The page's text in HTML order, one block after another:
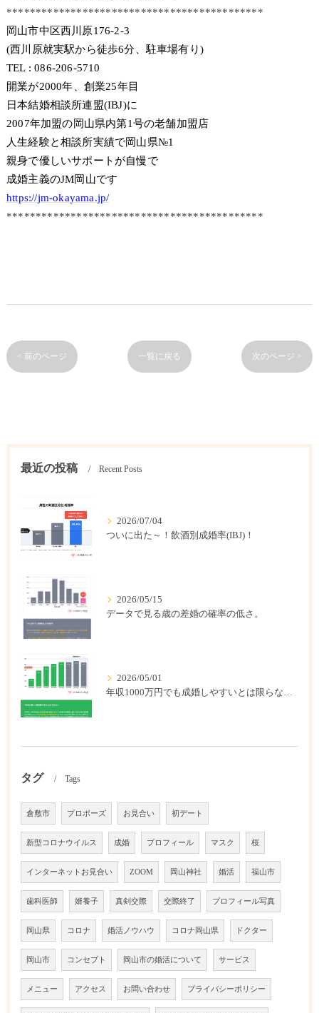
********************************************
岡山市中区西川原176-2-3
(西川原就実駅から徒歩6分、駐車場有り)
TEL : 086-206-5710
開業が2000年、創業25年目
日本結婚相談所連盟(IBJ)に
2007年加盟の岡山県内第1号の老舗加盟店
人生経験と相談所実績で岡山県№1
親身で優しいサポートが自慢で
成婚主義のJM岡山です
https://jm-okayama.jp/
********************************************
< 前のページ 一覧に戻る 次のページ >
最近の投稿 Recent Posts
2026/07/04
ついに出た～！飲酒別成婚率(IBJ)！
2026/05/15
データで見る歳の差婚の確率の低さ。
2026/05/01
年収1000万円でも成婚しやすいとは限らない? 「年収帯別の成婚率」のリアル
タグ Tags
倉敷市 プロポーズ お見合い 初デート
新型コロナウイルス 成婚 プロフィール マスク 桜
インターネットお見合い ZOOM 岡山神社 婚活 福山市
歯科医師 婿養子 真剣交際 交際終了 プロフィール写真
岡山県 コロナ 婚活ノウハウ コロナ岡山県 ドクター
岡山市 コンセプト 岡山市の婚活について サービス
メニュー アクセス お問い合わせ プライバシーポリシー